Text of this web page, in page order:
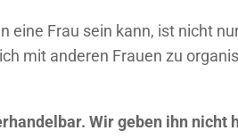
eine Frau sein kann, ist nicht
mit anderen Frauen zu
Wir geben ihn nicht